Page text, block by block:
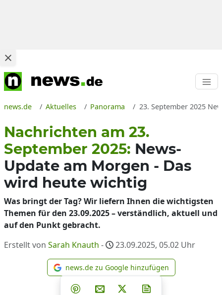
news.de Aktuelles Panorama 23. September 2025
Nachrichten am 23.
September 2025: News-
Update am Morgen - Das
wird heute wichtig
Was bringt der Tag? Wir liefern Ihnen die wichtigsten
Themen für den 23.09.2025 – verständlich, aktuell und
auf den Punkt gebracht.
Erstellt von Sarah Knauth - 23.09.2025, 05.02 Uhr
news.de zu Google
news.de zu Google hinzufügen
Teilen auf Facebook
Teilen auf Whatsapp
Teilen auf Telegram
Teilen auf Pinterest
Per E-Mail teilen
Post auf X